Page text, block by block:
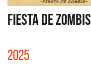
FIESTA DE ZOMBIS
2025